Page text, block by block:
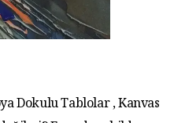
Dokulu Tablolar , Kanvas